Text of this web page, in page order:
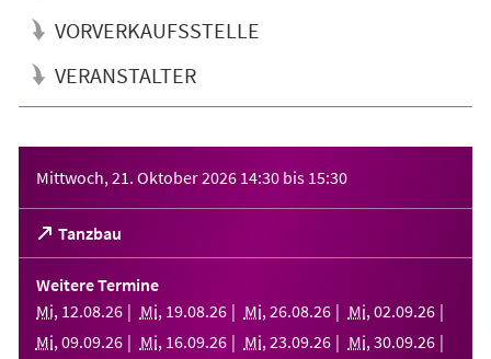
VORVERKAUFSSTELLE
VERANSTALTER
Mittwoch, 21. Oktober 2026 14:30 bis 15:30
Tanzbau
(Öffnet
in
einem
neuen
Tab)
Weitere Termine
Mi, 12.08.26 Mi, 19.08.26 Mi, 26.08.26 Mi, 02.09.26
Mi, 09.09.26 Mi, 16.09.26 Mi, 23.09.26 Mi, 30.09.26